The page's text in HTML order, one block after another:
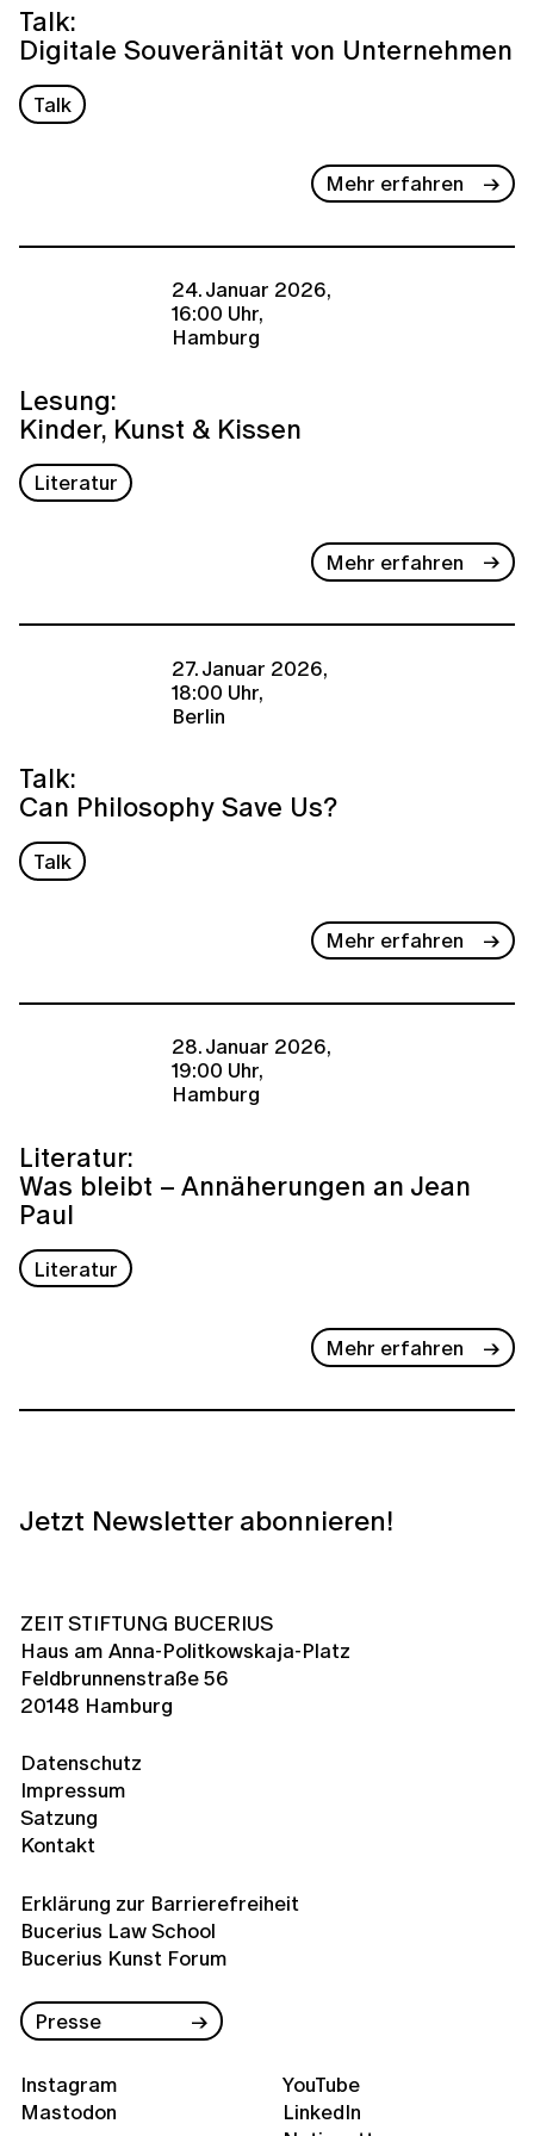
Talk:
Digitale Souveränität von Unternehmen
Talk
Mehr erfahren
24. Januar 2026,
16:00 Uhr,
Hamburg
Lesung:
Kinder, Kunst & Kissen
Literatur
Mehr erfahren
27. Januar 2026,
18:00 Uhr,
Berlin
Talk:
Can Philosophy Save Us?
Talk
Mehr erfahren
28. Januar 2026,
19:00 Uhr,
Hamburg
Literatur:
Was bleibt – Annäherungen an Jean
Paul
Literatur
Mehr erfahren
Jetzt Newsletter abonnieren!
ZEIT STIFTUNG BUCERIUS
Haus am Anna-Politkowskaja-Platz
Feldbrunnenstraße 56
20148 Hamburg
Datenschutz
Impressum
Satzung
Kontakt
Erklärung zur Barrierefreiheit
Bucerius Law School
Bucerius Kunst Forum
Presse
Instagram
Mastodon
YouTube
LinkedIn